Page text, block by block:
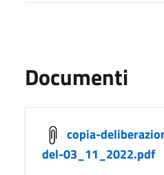
Documenti
copia-
del-03_11_2022.pdf